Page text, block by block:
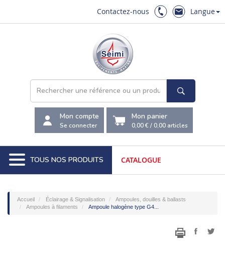
Contactez-nous Langue
Mon compte
Se connecter
Mon panier
0,00 €/0,00 articles
TOUS NOS PRODUITS CATALOGUE
Accueil Éclairage & Signalisation
Ampoules, douilles & ballasts
Ampoules à filaments
Ampoule halogène type G4...